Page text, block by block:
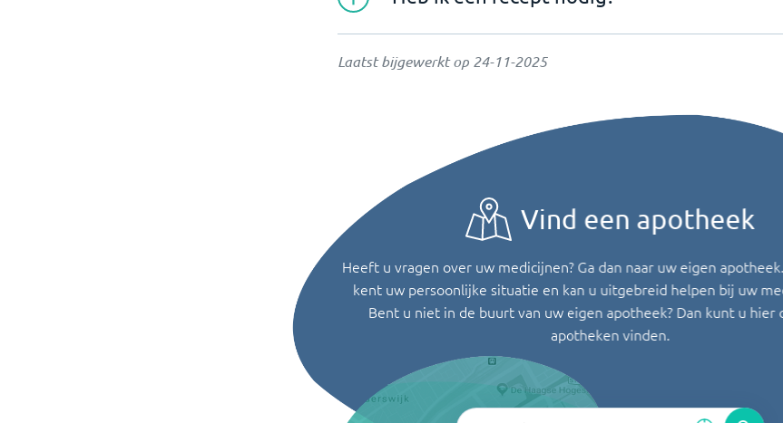
Laatst bijgewerkt op 24-11-2025
Vind een apotheek
Heeft u vragen over uw medicijnen? Ga dan naar uw eigen
kent uw persoonlijke situatie en kan u uitgebreid helpen bij uw
Bent u niet in de buurt van uw eigen apotheek? Dan kunt u hier
apotheken vinden.